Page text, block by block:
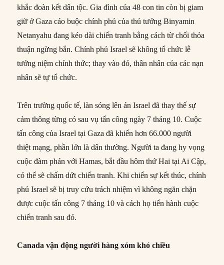
khắc đoàn kết dân tộc. Gia đình của 48 con tin còn bị giam
giữ ở Gaza cáo buộc chính phủ của thủ tướng Binyamin
Netanyahu đang kéo dài chiến tranh bằng cách từ chối thỏa
thuận ngừng bắn. Chính phủ Israel sẽ không tổ chức lễ
tưởng niệm chính thức; thay vào đó, thân nhân của các nạn
nhân sẽ tự tổ chức.
Trên trường quốc tế, làn sóng lên án Israel đã thay thế sự
cảm thông từng có sau vụ tấn công ngày 7 tháng 10. Cuộc
tấn công của Israel tại Gaza đã khiến hơn 66.000 người
thiệt mạng, phần lớn là dân thường. Người ta đang hy vọng
cuộc đàm phán với Hamas, bắt đầu hôm thứ Hai tại Ai Cập,
có thể sẽ chấm dứt chiến tranh. Khi chiến sự kết thúc, chính
phủ Israel sẽ bị truy cứu trách nhiệm vì không ngăn chặn
được cuộc tấn công 7 tháng 10 và cách họ tiến hành cuộc
chiến tranh sau đó.
Canada vận động người hàng xóm khó chiều